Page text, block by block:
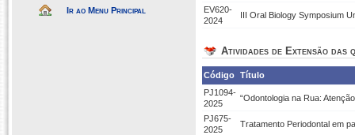
Ir ao Menu Principal
EV620-
2024
III Oral Biology Symposium
Atividades de Extensão das
Código Título
PJ1094-
2025
“Odontologia na Rua:
PJ675-
2025
Tratamento Periodontal em